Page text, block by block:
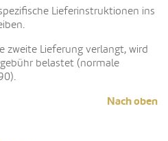
Lieferinstruktionen ins
zweite Lieferung verlangt, wird
belastet (normale
Nach oben